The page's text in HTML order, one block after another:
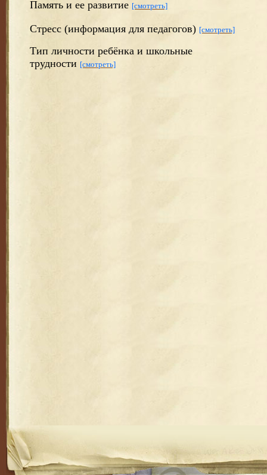
Память и ее развитие [смотреть]
Стресс (информация для педагогов) [смотреть]
Тип личности ребёнка и школьные
трудности [смотреть]